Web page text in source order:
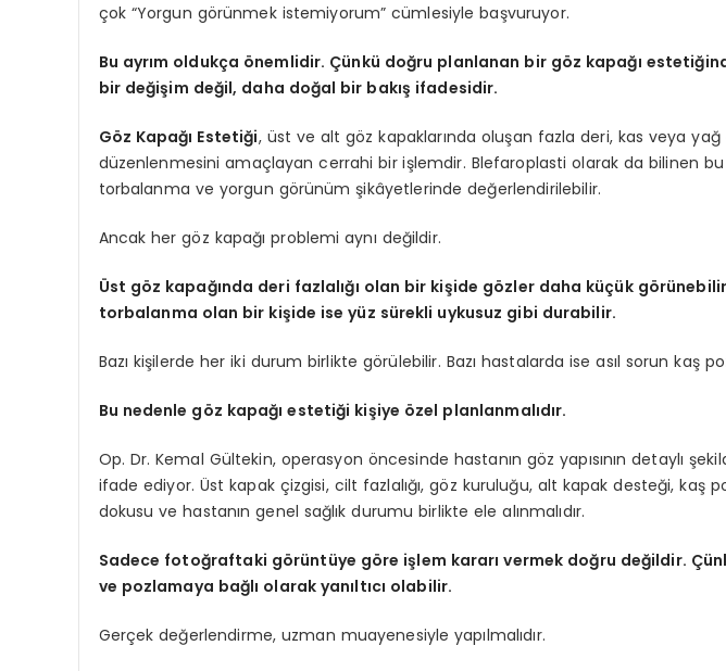
çok “Yorgun görünmek istemiyorum” cümlesiyle başvuruyor.
Bu ayrım oldukça önemlidir. Çünkü doğru planlanan bir göz kapağı
bir değişim değil, daha doğal bir bakış ifadesidir.
Göz Kapağı Estetiği, üst ve alt göz kapaklarında oluşan fazla deri, kas veya
düzenlenmesini amaçlayan cerrahi bir işlemdir. Blefaroplasti olarak da bilinen
torbalanma ve yorgun görünüm şikâyetlerinde değerlendirilebilir.
Ancak her göz kapağı problemi aynı değildir.
Üst göz kapağında deri fazlalığı olan bir kişide gözler daha küçük
torbalanma olan bir kişide ise yüz sürekli uykusuz gibi durabilir.
Bazı kişilerde her iki durum birlikte görülebilir. Bazı hastalarda ise asıl sorun kaş
Bu nedenle göz kapağı estetiği kişiye özel planlanmalıdır.
Op. Dr. Kemal Gültekin, operasyon öncesinde hastanın göz yapısının detaylı
ifade ediyor. Üst kapak çizgisi, cilt fazlalığı, göz kuruluğu, alt kapak desteği, kaş
dokusu ve hastanın genel sağlık durumu birlikte ele alınmalıdır.
Sadece fotoğraftaki görüntüye göre işlem kararı vermek doğru değildir.
ve pozlamaya bağlı olarak yanıltıcı olabilir.
Gerçek değerlendirme, uzman muayenesiyle yapılmalıdır.